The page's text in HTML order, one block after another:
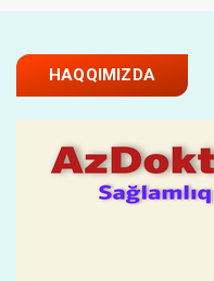
HAQQIMIZDA